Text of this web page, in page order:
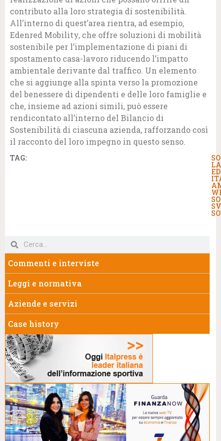
contributo alla loro strategia di sostenibilità.
All’interno di quest’area rientra, ad esempio,
Edenred Mobility, che offre soluzioni di mobilità
sostenibile per l’implementazione di piani di
spostamento casa-lavoro riducendo l’impatto
ambientale derivante dal traffico. Un elemento
che si aggiunge alla spinta verso la promozione
del benessere di dipendenti e delle loro famiglie e
che, insieme ad azioni simili, può essere
rendicontato all’interno del Bilancio di
Sostenibilità di ciascuna azienda, rafforzando così
il racconto del loro impegno in questo senso.
TAG:
Commenti e interviste
Leggi e normativa
Aziende e servizi
Case history